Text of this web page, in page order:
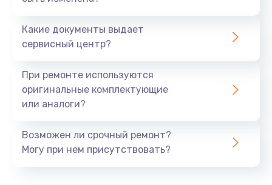
Какие документы выдает
сервисный центр?
При ремонте используются
оригинальные комплектующие
или аналоги?
Возможен ли срочный ремонт?
Могу при нем присутствовать?